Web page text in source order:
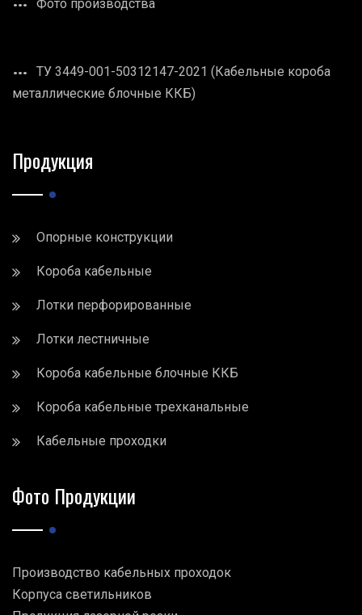
Фото производства
ТУ 3449-001-50312147-2021 (Кабельные короба
металлические блочные ККБ)
Продукция
Опорные конструкции
Короба кабельные
Лотки перфорированные
Лотки лестничные
Короба кабельные блочные ККБ
Короба кабельные трехканальные
Кабельные проходки
Фото Продукции
Производство кабельных проходок
Корпуса светильников